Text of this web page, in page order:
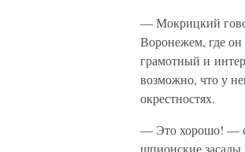
— Мокрицкий
Воронежем, где
грамотный и
возможно, что у
окрестностях.
— Это хорошо! —
шпионские засады